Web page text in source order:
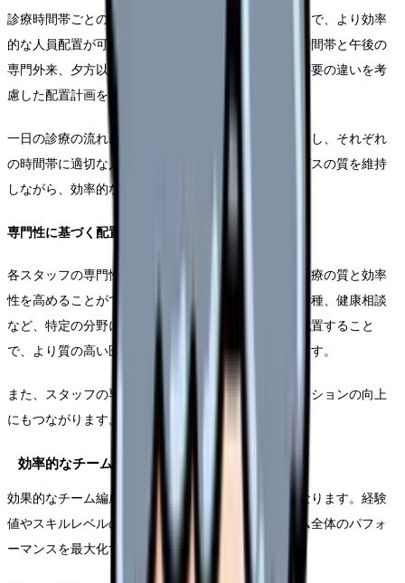
診療時間帯ごとの患者数の変動を詳細に分析することで、より効率
的な人員配置が可能となります。午前中の一般診療時間帯と午後の
専門外来、夕方以降の救急対応など、時間帯による需要の違いを考
慮した配置計画を立てることが重要です。
一日の診療の流れに沿って、必要なスタッフ数を算出し、それぞれ
の時間帯に適切な人数を配置することで、患者サービスの質を維持
しながら、効率的な運営を実現することができます。
専門性に基づく配置
各スタッフの専門性や経験を活かした配置により、診療の質と効率
性を高めることができます。慢性疾患の管理や予防接種、健康相談
など、特定の分野に専門性を持つスタッフを適切に配置すること
で、より質の高い医療サービスの提供が可能となります。
また、スタッフの専門性を考慮した配置は、モチベーションの向上
にもつながります。
効率的なチーム編成
効果的なチーム編成は、スムーズな診療運営の要となります。経験
値やスキルレベルのバランスを考慮しながら、チーム全体のパフォ
ーマンスを最大化する編成方法について解説します。